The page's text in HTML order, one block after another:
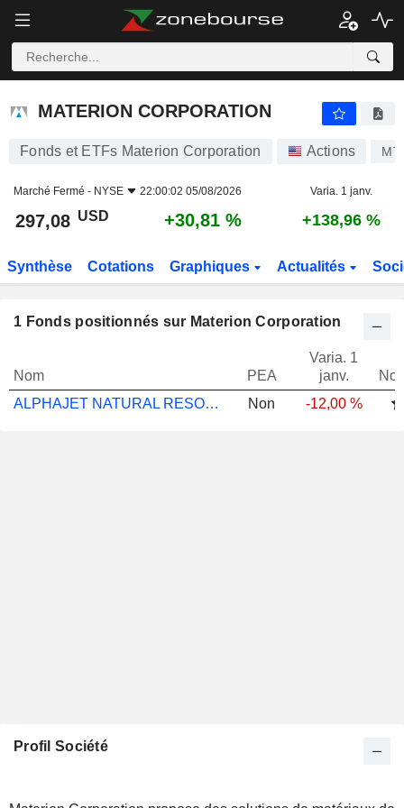
MATERION CORPORATION
MATERION CORPORATION
Fonds et ETFs Materion Corporation Actions
Marché Fermé - NYSE 22:00:02 05/08/2026 Varia. 1 janv.
297,08 USD +30,81 % +138,96 %
Synthèse Cotations Graphiques Actualités
1 Fonds positionnés sur Materion Corporation
Nom PEA
Varia. 1
janv.
ALPHAJET NATURAL RESOURCES C
Non -12,00 %
Profil Société